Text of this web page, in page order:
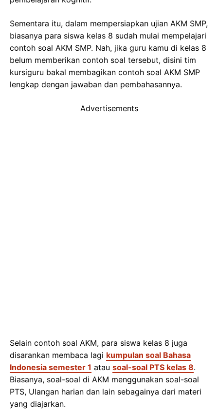
Sementara itu, dalam mempersiapkan ujian AKM SMP,
biasanya para siswa kelas 8 sudah mulai mempelajari
contoh soal AKM SMP. Nah, jika guru kamu di kelas 8
belum memberikan contoh soal tersebut, disini tim
kursiguru bakal membagikan contoh soal AKM SMP
lengkap dengan jawaban dan pembahasannya.
Advertisements
Selain contoh soal AKM, para siswa kelas 8 juga
disarankan membaca lagi kumpulan soal Bahasa
Indonesia semester 1 atau soal-soal PTS kelas 8.
Biasanya, soal-soal di AKM menggunakan soal-soal
PTS, Ulangan harian dan lain sebagainya dari materi
yang diajarkan.